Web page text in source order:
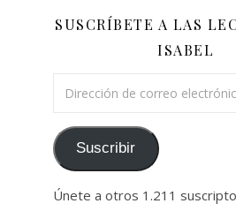
SUSCRÍBETE A LAS
ISABEL
Suscribir
Únete a otros 1.211